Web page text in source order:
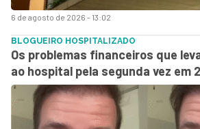
6 de agosto de 2026 - 13:02
BLOGUEIRO HOSPITALIZADO
Os problemas financeiros que
ao hospital pela segunda vez em